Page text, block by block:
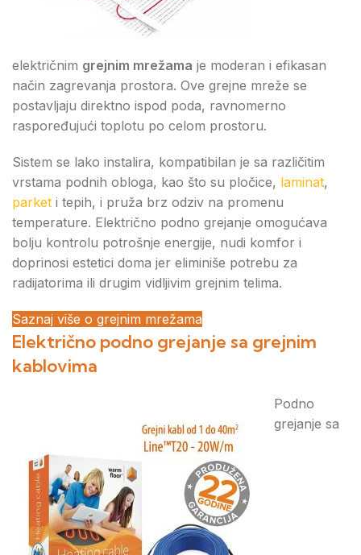
električnim grejnim mrežama je moderan i efikasan
način zagrevanja prostora. Ove grejne mreže se
postavljaju direktno ispod poda, ravnomerno
raspoređujući toplotu po celom prostoru.
Sistem se lako instalira, kompatibilan je sa različitim
vrstama podnih obloga, kao što su pločice, laminat,
parket i tepih, i pruža brz odziv na promenu
temperature. Električno podno grejanje omogućava
bolju kontrolu potrošnje energije, nudi komfor i
doprinosi estetici doma jer eliminiše potrebu za
radijatorima ili drugim vidljivim grejnim telima.
Saznaj više o grejnim mrežama
Električno podno grejanje sa grejnim
kablovima
Podno
grejanje sa